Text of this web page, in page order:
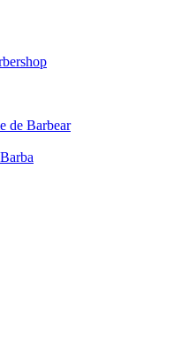
de Barbear